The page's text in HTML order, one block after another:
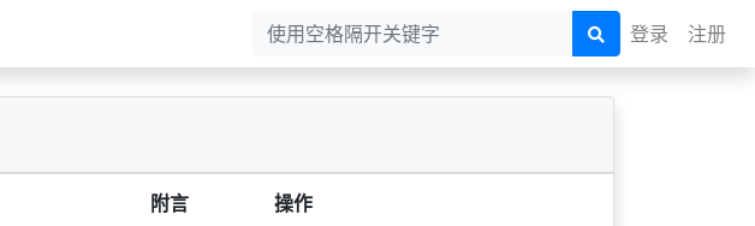
登录 注册
附言 操作